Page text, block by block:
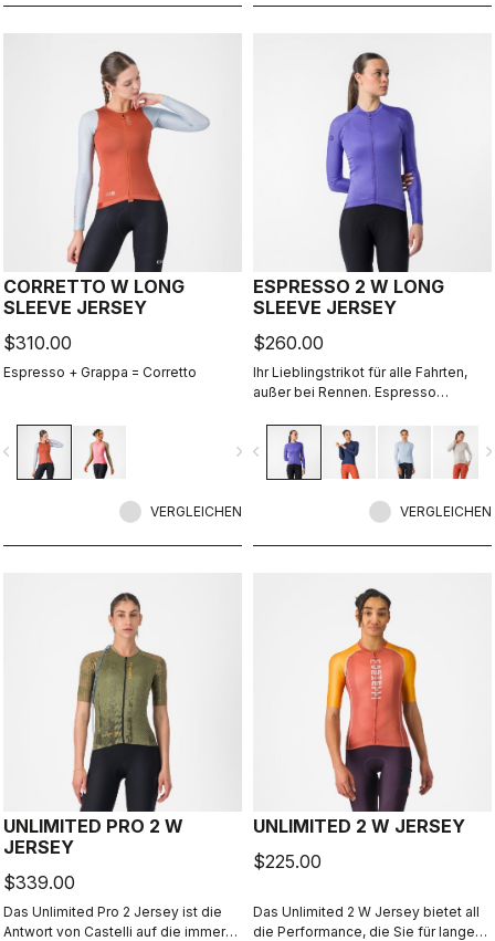
CORRETTO W LONG
SLEEVE JERSEY
$310.00
Espresso + Grappa = Corretto
navigate_next
VERGLEICHEN
ESPRESSO 2 W LONG
SLEEVE JERSEY
$260.00
Ihr Lieblingstrikot für alle Fahrten,
außer bei Rennen. Espresso
perfektioniert. 2.0. Sommerleichtes
Material für kühle Tage.
navigate_before
VERGLEICHEN
UNLIMITED PRO 2 W
JERSEY
$339.00
Das Unlimited Pro 2 Jersey ist die
Antwort von Castelli auf die immer
UNLIMITED 2 W JERSEY
$225.00
Das Unlimited 2 W Jersey bietet all
die Performance, die Sie für lange